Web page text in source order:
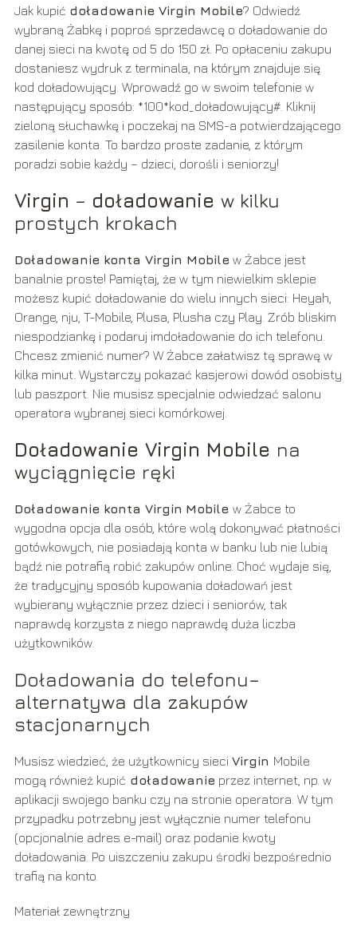
Jak kupić doładowanie Virgin Mobile? Odwiedź
wybraną Żabkę i poproś sprzedawcę o doładowanie do
danej sieci na kwotę od 5 do 150 zł. Po opłaceniu zakupu
dostaniesz wydruk z terminala, na którym znajduje się
kod doładowujący. Wprowadź go w swoim telefonie w
następujący sposób: *100*kod_doładowujący#. Kliknij
zieloną słuchawkę i poczekaj na SMS-a potwierdzającego
zasilenie konta. To bardzo proste zadanie, z którym
poradzi sobie każdy – dzieci, dorośli i seniorzy!
Virgin – doładowanie w kilku
prostych krokach
Doładowanie konta Virgin Mobilew Żabce jest
banalnie proste! Pamiętaj, że w tym niewielkim sklepie
możesz kupić doładowanie do wielu innych sieci: Heyah,
Orange, nju, T-Mobile, Plusa, Plusha czy Play. Zrób bliskim
niespodziankę i podaruj imdoładowanie do ich telefonu.
Chcesz zmienić numer? W Żabce załatwisz tę sprawę w
kilka minut. Wystarczy pokazać kasjerowi dowód osobisty
lub paszport. Nie musisz specjalnie odwiedzać salonu
operatora wybranej sieci komórkowej.
Doładowanie Virgin Mobile na
wyciągnięcie ręki
Doładowanie konta Virgin Mobile w Żabce to
wygodna opcja dla osób, które wolą dokonywać płatności
gotówkowych, nie posiadają konta w banku lub nie lubią
bądź nie potrafią robić zakupów online. Choć wydaje się,
że tradycyjny sposób kupowania doładowań jest
wybierany wyłącznie przez dzieci i seniorów, tak
naprawdę korzysta z niego naprawdę duża liczba
użytkowników.
Doładowania do telefonu–
alternatywa dla zakupów
stacjonarnych
Musisz wiedzieć, że użytkownicy sieci Virgin Mobile
mogą również kupić doładowanieprzez internet, np. w
aplikacji swojego banku czy na stronie operatora. W tym
przypadku potrzebny jest wyłącznie numer telefonu
(opcjonalnie adres e-mail) oraz podanie kwoty
doładowania. Po uiszczeniu zakupu środki bezpośrednio
trafią na konto.
Materiał zewnętrzny